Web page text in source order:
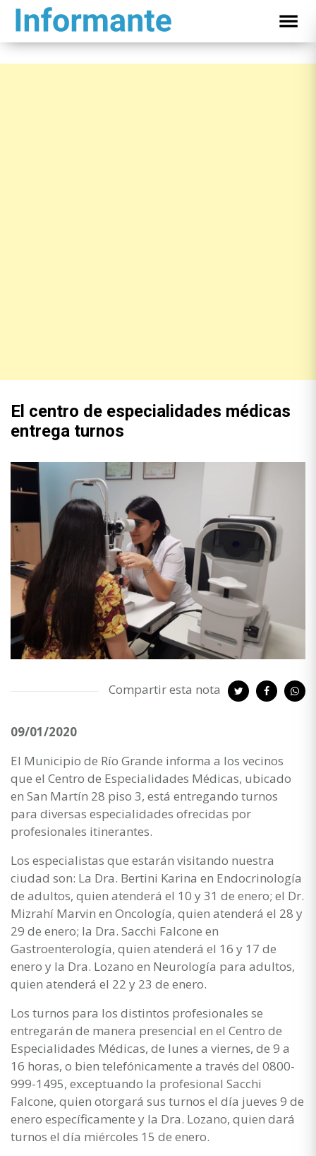
El centro de especialidades médicas
entrega turnos
Compartir esta nota
09/01/2020
El Municipio de Río Grande informa a los vecinos
que el Centro de Especialidades Médicas, ubicado
en San Martín 28 piso 3, está entregando turnos
para diversas especialidades ofrecidas por
profesionales itinerantes.
Los especialistas que estarán visitando nuestra
ciudad son: La Dra. Bertini Karina en Endocrinología
de adultos, quien atenderá el 10 y 31 de enero; el Dr.
Mizrahí Marvin en Oncología, quien atenderá el 28 y
29 de enero; la Dra. Sacchi Falcone en
Gastroenterología, quien atenderá el 16 y 17 de
enero y la Dra. Lozano en Neurología para adultos,
quien atenderá el 22 y 23 de enero.
Los turnos para los distintos profesionales se
entregarán de manera presencial en el Centro de
Especialidades Médicas, de lunes a viernes, de 9 a
16 horas, o bien telefónicamente a través del 0800-
999-1495, exceptuando la profesional Sacchi
Falcone, quien otorgará sus turnos el día jueves 9 de
enero específicamente y la Dra. Lozano, quien dará
turnos el día miércoles 15 de enero.